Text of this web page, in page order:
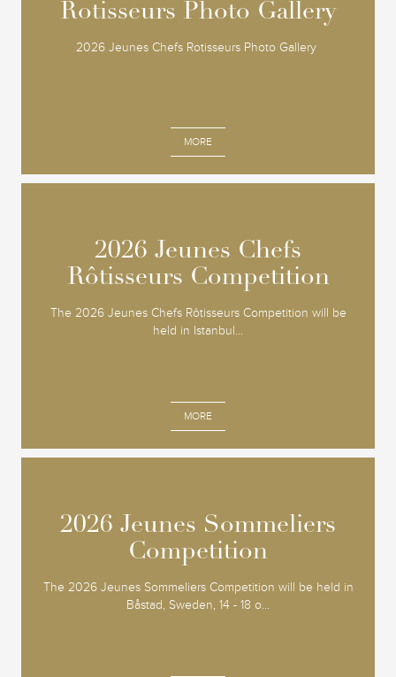
Rotisseurs Photo Gallery
2026 Jeunes Chefs Rotisseurs Photo Gallery
MORE
Rotisseurs Photo Gallery
2026 Jeunes Chefs
Rôtisseurs Competition
The 2026 Jeunes Chefs Rôtisseurs Competition will be
held in Istanbul...
MORE
2026 Jeunes Chefs
Rôtisseurs Competition
2026 Jeunes Sommeliers
Competition
The 2026 Jeunes Sommeliers Competition will be held in
Båstad, Sweden, 14 - 18 o...
2026 Jeunes Sommeliers
Competition